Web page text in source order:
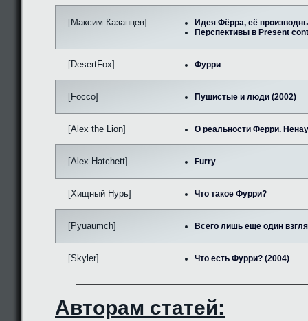
[Максим Казанцев]
Идея Фёрра, её
Перспективы в Present
[DesertFox] Фурри
[Focco] Пушистые и люди (2002)
[Alex the Lion] О реальности Фёрри.
[Alex Hatchett] Furry
[Хищный Нурь] Что такое Фурри?
[Pyuaumch] Всего лишь ещё один
[Skyler] Что есть Фурри? (2004)
Авторам статей: